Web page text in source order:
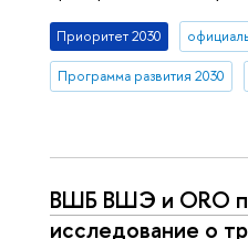
Приоритет 2030
Программа развития 2030
ВШБ ВШЭ и ORO
исследование о